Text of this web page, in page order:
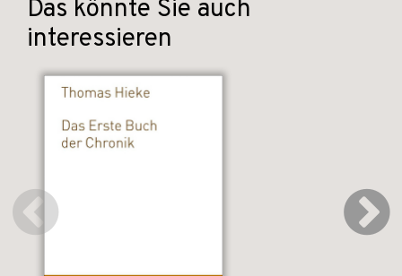
Das könnte Sie auch
interessieren